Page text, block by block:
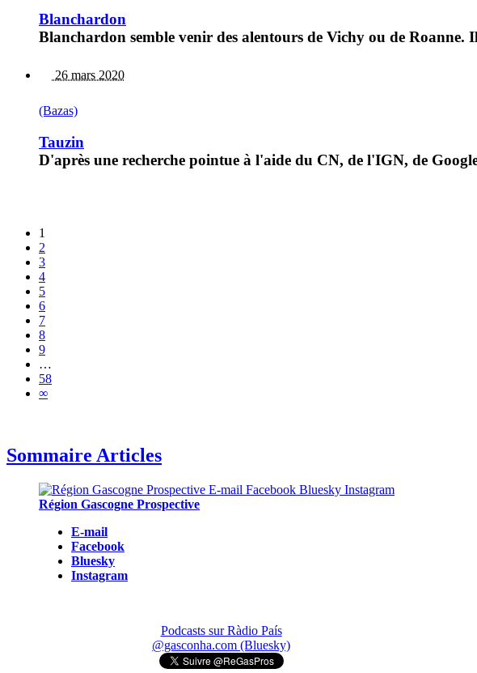
Blanchardon
Blanchardon semble venir des alentours de Vichy ou de
26 mars 2020
(Bazas)
Tauzin
D'après une recherche pointue à l'aide du CN, de l'IGN, de
1
2
3
4
5
6
7
8
9
…
58
∞
Sommaire Articles
Région Gascogne Prospective
E-mail
Facebook
Bluesky
Instagram
Podcasts sur Ràdio País
@gasconha.com (Bluesky)